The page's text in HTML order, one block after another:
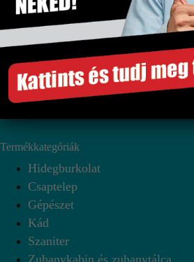
Nyitvatartásunk
Hétfő-Péntek: 8:00-17:00
Szombat: 8:00-13:00
Termékkategóriák
Hidegburkolat
Csaptelep
Gépészet
Kád
Szaniter